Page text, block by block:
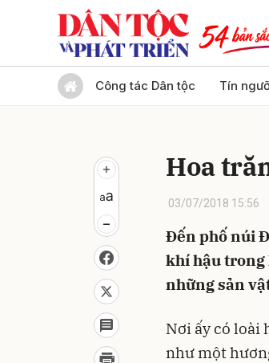
Công tác Dân tộc Tín
Hoa
03/07/2018 15:56
Đến phố núi
khí hậu trong
những sản
Nơi ấy có loài
như một